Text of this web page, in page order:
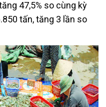
47,5% so cùng kỳ
tấn, tăng 3 lần so